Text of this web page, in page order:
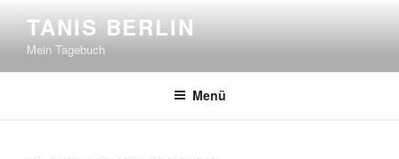
springen
TANIS BERLIN
Mein Tagebuch
Menü